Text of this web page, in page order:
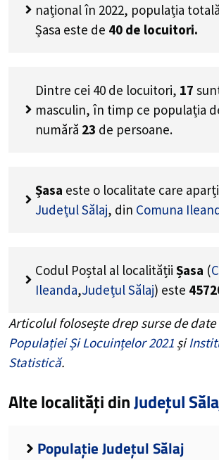
național în 2022, populația
Șasa este de 40 de locuitori.
Dintre cei 40 de locuitori, 17
masculin, în timp ce populația
numără 23 de persoane.
Șasa este o localitate care
Județul Sălaj, din Comuna
Codul Poștal al localității Șasa (
Ileanda,Județul Sălaj) este
Articolul folosește drep surse de date
Populației Și Locuințelor 2021 și
Statistică.
Alte localități dinJudețul
Populație Județul Sălaj